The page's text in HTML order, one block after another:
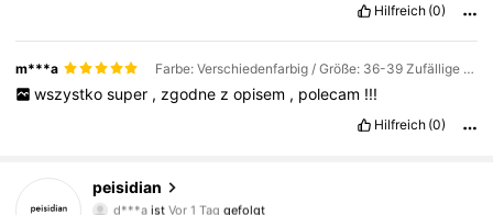
Hilfreich (0)
m***a Farbe: Verschiedenfarbig / Größe: 36-39 Zufällige 10 Paare
wszystko super , zgodne z opisem , polecam !!!
Hilfreich (0)
peisidian
4,75
54 Follower
d***a ist Vor 1 Tag gefolgt